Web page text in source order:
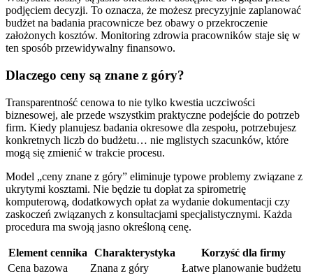
podjęciem decyzji. To oznacza, że możesz precyzyjnie zaplanować
budżet na badania pracownicze bez obawy o przekroczenie
założonych kosztów. Monitoring zdrowia pracowników staje się w
ten sposób przewidywalny finansowo.
Dlaczego ceny są znane z góry?
Transparentność cenowa to nie tylko kwestia uczciwości
biznesowej, ale przede wszystkim praktyczne podejście do potrzeb
firm. Kiedy planujesz badania okresowe dla zespołu, potrzebujesz
konkretnych liczb do budżetu… nie mglistych szacunków, które
mogą się zmienić w trakcie procesu.
Model „ceny znane z góry” eliminuje typowe problemy związane z
ukrytymi kosztami. Nie będzie tu dopłat za spirometrię
komputerową, dodatkowych opłat za wydanie dokumentacji czy
zaskoczeń związanych z konsultacjami specjalistycznymi. Każda
procedura ma swoją jasno określoną cenę.
Element cennika Charakterystyka
Korzyść dla firmy
Cena bazowa
Znana z góry
Łatwe planowanie budżetu